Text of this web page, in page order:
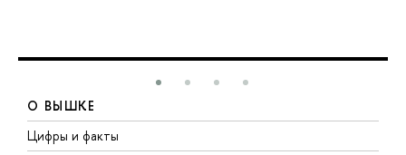
О ВЫШКЕ
Цифры и факты